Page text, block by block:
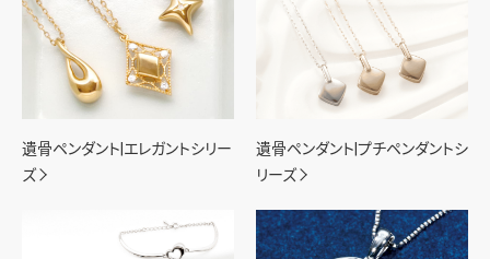
遺骨ペンダント|エレガントシリー
ズ
遺骨ペンダント|プチペンダントシ
リーズ